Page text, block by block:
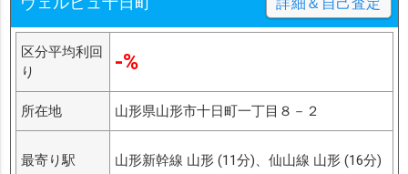
区分平均利回
り
-%
所在地 山形県山形市十日町一丁目８－２
最寄り駅 山形新幹線 山形 (11分)、仙山線 山形 (16分)